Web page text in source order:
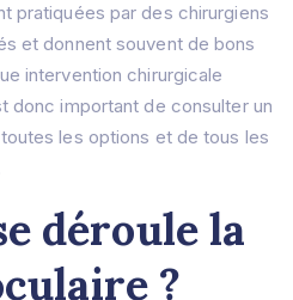
pratiquées par des chirurgiens
et donnent souvent de bons
intervention chirurgicale
donc important de consulter un
les options et de tous les
déroule la
?